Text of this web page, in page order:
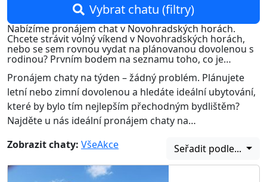
Vybrat chatu (filtry)
Nabízíme pronájem chat v Novohradských horách.
Chcete strávit volný víkend v Novohradských horách,
nebo se sem rovnou vydat na plánovanou dovolenou s
rodinou? Prvním bodem na seznamu toho, co je…
Pronájem chaty na týden – žádný problém. Plánujete
letní nebo zimní dovolenou a hledáte ideální ubytování,
které by bylo tím nejlepším přechodným bydlištěm?
Najděte u nás ideální pronájem chaty na…
Zobrazit chaty: VšeAkce Seřadit podle...